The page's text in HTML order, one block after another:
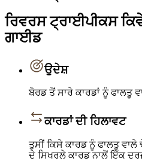
ਰਿਵਰਸ ਟ੍ਰਾਈਪੀਕਸ
ਗਾਈਡ
ਉਦੇਸ਼
ਬੋਰਡ ਤੋਂ ਸਾਰੇ ਕਾਰਡਾਂ ਨੂੰ ਫਾਲਤੂ
ਕਾਰਡਾਂ ਦੀ ਹਿਲਾਵਟ
ਤੁਸੀਂ ਕਿਸੇ ਕਾਰਡ ਨੂੰ ਫਾਲਤੂ
ਦੇ ਸਿਖਰਲੇ ਕਾਰਡ ਨਾਲੋਂ ਇੱਕ